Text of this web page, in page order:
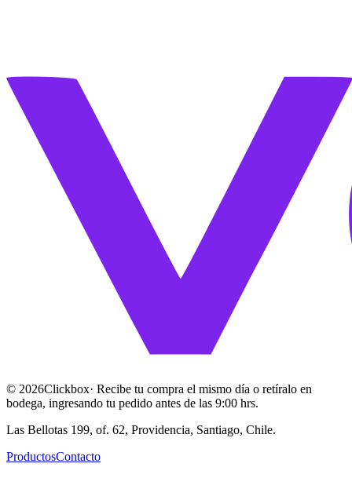
© 2026Clickbox· Recibe tu compra el mismo día o retíralo en
bodega, ingresando tu pedido antes de las 9:00 hrs.
Las Bellotas 199, of. 62, Providencia, Santiago, Chile.
ProductosContacto